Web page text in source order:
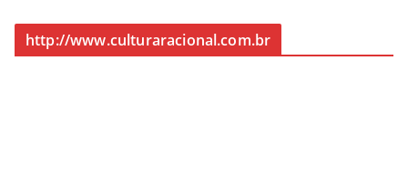
http://www.culturaracional.com.br